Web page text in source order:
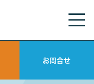
お問合せ